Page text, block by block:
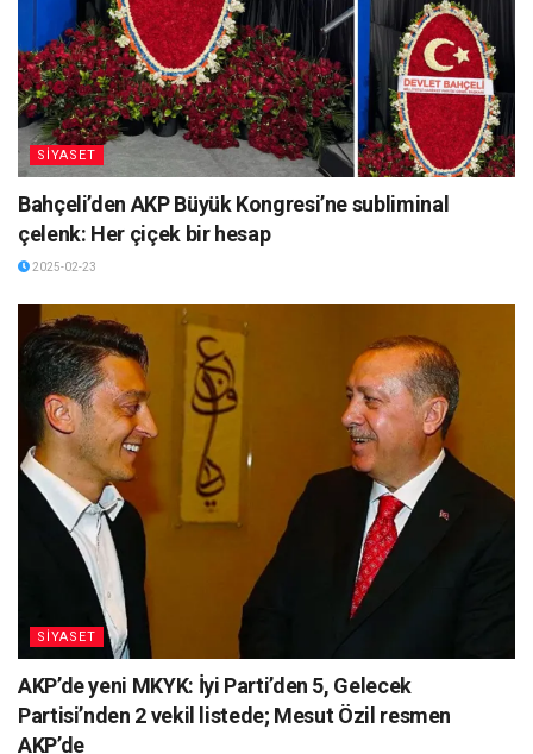
SİYASET
Bahçeli’den AKP Büyük Kongresi’ne subliminal
çelenk: Her çiçek bir hesap
2025-02-23
SİYASET
AKP’de yeni MKYK: İyi Parti’den 5, Gelecek
Partisi’nden 2 vekil listede; Mesut Özil resmen
AKP’de